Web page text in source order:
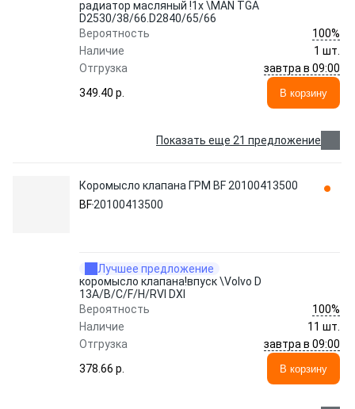
радиатор масляный !1x \MAN TGA
D2530/38/66.D2840/65/66
Вероятность
100%
Наличие
1 шт.
Отгрузка
завтра в 09:00
349.40 p.
В корзину
Показать еще 21 предложение
Коромысло клапана ГРМ BF 20100413500
BF20100413500
Лучшее предложение
коромысло клапана!впуск \Volvo D
13A/B/C/F/H/RVI DXI
Вероятность
100%
Наличие
11 шт.
Отгрузка
завтра в 09:00
378.66 p.
В корзину